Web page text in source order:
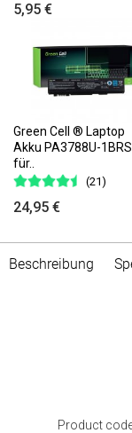
5,95 €
Green Cell ® Laptop
Akku PA3788U-1BRS
für..
(21)
24,95 €
Beschreibung
Product